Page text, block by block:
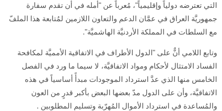
التي تعترضه دولياً وإقليمياً"، مُعرباً عن "أمله في أن تقدم سفارة
جمهوريَّة العراق في عمَّان الدعم والتعاون اللازمين لمُتابعة هذا الملفّ
مع السلطات في المملكة الأردنيَّة الهاشميَّة".
وتابع اللامي أنٌّ على "الدول الأطراف في الاتفاقية الأمميَّة لمكافحة
الفساد الامتثال لأحكام ومواد الاتفاقيَّة، لا سيما ما ورد في الفصل
الخامس منها الذي عدَّ استرداد الموجودات مبدأً أساسياً في هذه
الاتفاقيَّة، وأن على الدول مدّ بعضها البعض بأكبر قدرٍ من العون
والمُساعدة في استرداد الأموال المُهرّبة وتسليم المطلوبين .